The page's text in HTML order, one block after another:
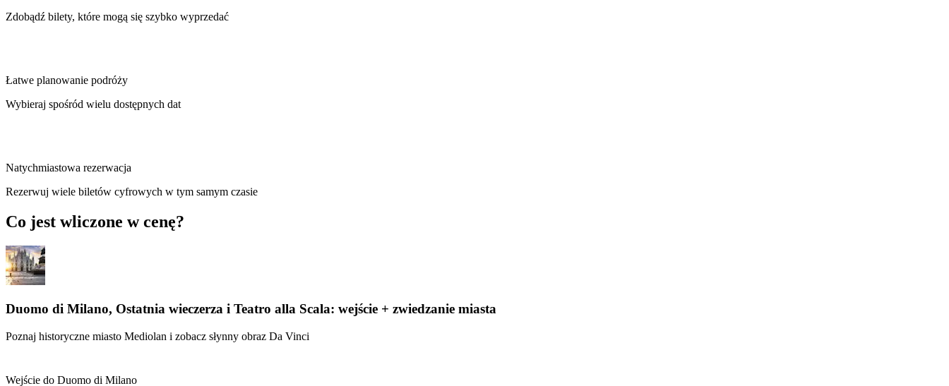
Zdobądź bilety, które mogą się szybko wyprzedać
Łatwe planowanie podróży
Wybieraj spośród wielu dostępnych dat
Natychmiastowa rezerwacja
Rezerwuj wiele biletów cyfrowych w tym samym czasie
Co jest wliczone w cenę?
Duomo di Milano, Ostatnia wieczerza i Teatro alla Scala: wejście + zwiedzanie miasta
Poznaj historyczne miasto Mediolan i zobacz słynny obraz Da Vinci
Wejście do Duomo di Milano